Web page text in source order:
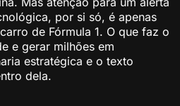
por si só, é apenas
de Fórmula 1. O que faz o
e gerar milhões em
estratégica e o texto
dela.